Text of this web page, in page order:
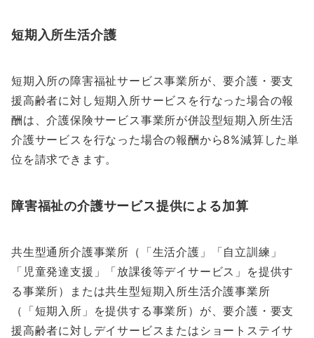
短期入所生活介護
短期入所の障害福祉サービス事業所が、要介護・要支
援高齢者に対し短期入所サービスを行なった場合の報
酬は、介護保険サービス事業所が併設型短期入所生活
介護サービスを行なった場合の報酬から8%減算した単
位を請求できます。
障害福祉の介護サービス提供による加算
共生型通所介護事業所（「生活介護」「自立訓練」
「児童発達支援」「放課後等デイサービス」を提供す
る事業所）または共生型短期入所生活介護事業所
（「短期入所」を提供する事業所）が、要介護・要支
援高齢者に対しデイサービスまたはショートステイサ